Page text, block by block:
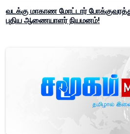
வடக்கு மாகாண மோட்டார்
புதிய ஆணையாளர் நியமனம்!